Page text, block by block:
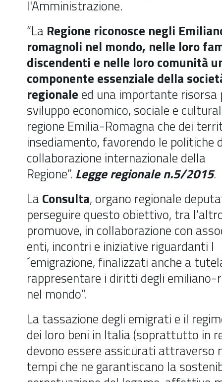
l'Amministrazione.
“La Regione riconosce negli
romagnoli nel mondo, nelle loro
discendenti e nelle loro comunità
componente essenziale della
regionale ed una importante risorsa
sviluppo economico, sociale e
regione Emilia-Romagna che dei
insediamento, favorendo le politiche
collaborazione internazionale della
Regione”. Legge regionale n.5/2015.
La Consulta, organo regionale
perseguire questo obiettivo, tra
promuove, in collaborazione con
enti, incontri e iniziative riguardanti l
´emigrazione, finalizzati anche a
rappresentare i diritti degli emiliano-
nel mondo”.
La tassazione degli emigrati e il
dei loro beni in Italia (soprattutto in
devono essere assicurati attraverso
tempi che ne garantiscano la